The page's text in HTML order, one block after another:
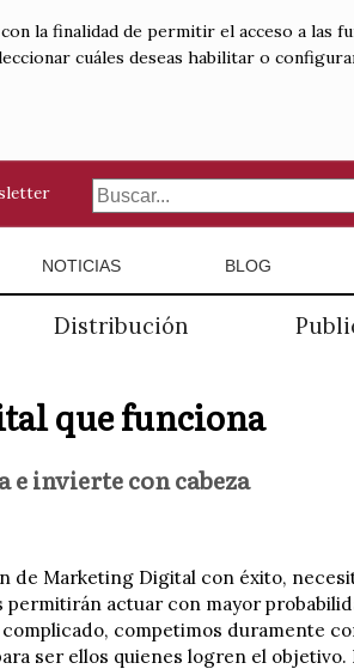
la finalidad de permitir el acceso a las
cuáles deseas habilitar o
NOTICIAS BLOG
Distribución
que funciona
invierte con cabeza
de Marketing Digital con éxito,
permitirán actuar con mayor
competimos duramente
ser ellos quienes logren el